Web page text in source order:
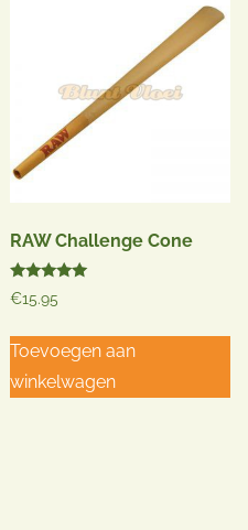
RAW Challenge Cone
Gewaardeerd
5.00
€15.95
Toevoegen aan
winkelwagen